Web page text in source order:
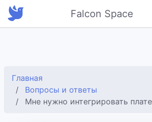
Falcon Space
Главная
Вопросы и ответы
Мне нужно интегрировать платежный шлюз Х.